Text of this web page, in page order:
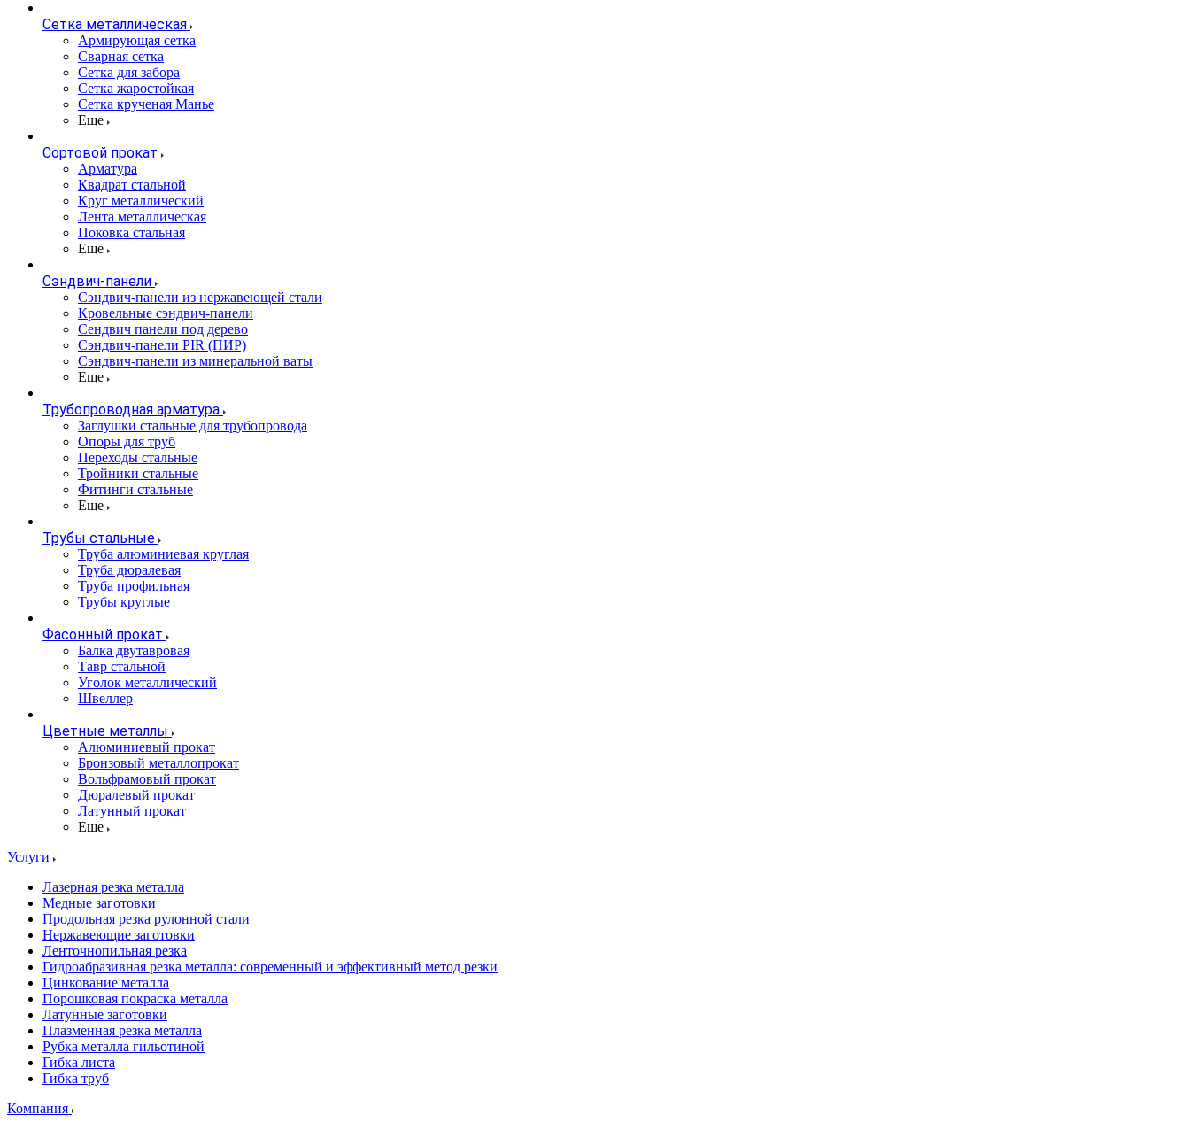
Сетка металлическая
Армирующая сетка
Сварная сетка
Сетка для забора
Сетка жаростойкая
Сетка крученая Манье
Еще
Сортовой прокат
Арматура
Квадрат стальной
Круг металлический
Лента металлическая
Поковка стальная
Еще
Сэндвич-панели
Cэндвич-панели из нержавеющей стали
Кровельные сэндвич-панели
Сендвич панели под дерево
Сэндвич-панели PIR (ПИР)
Сэндвич-панели из минеральной ваты
Еще
Трубопроводная арматура
Заглушки стальные для трубопровода
Опоры для труб
Переходы стальные
Тройники стальные
Фитинги стальные
Еще
Трубы стальные
Труба алюминиевая круглая
Труба дюралевая
Труба профильная
Трубы круглые
Фасонный прокат
Балка двутавровая
Тавр стальной
Уголок металлический
Швеллер
Цветные металлы
Алюминиевый прокат
Бронзовый металлопрокат
Вольфрамовый прокат
Дюралевый прокат
Латунный прокат
Еще
Услуги
Лазерная резка металла
Медные заготовки
Продольная резка рулонной стали
Нержавеющие заготовки
Ленточнопильная резка
Гидроабразивная резка металла: современный и эффективный метод резки
Цинкование металла
Порошковая покраска металла
Латунные заготовки
Плазменная резка металла
Рубка металла гильотиной
Гибка листа
Гибка труб
Компания